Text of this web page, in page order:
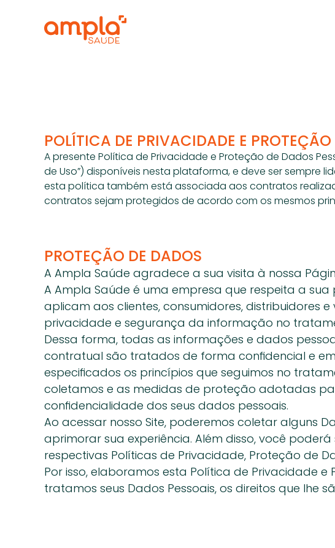
POLÍTICA DE PRIVACIDADE E
A presente Política de Privacidade e Proteção de Dados
de Uso”) disponíveis nesta plataforma, e deve ser sempre
esta política também está associada aos contratos
contratos sejam protegidos de acordo com os mesmos
PROTEÇÃO DE DADOS
A Ampla Saúde agradece a sua visita à nossa
A Ampla Saúde é uma empresa que respeita a sua
aplicam aos clientes, consumidores, distribuidores
privacidade e segurança da informação no
Dessa forma, todas as informações e dados
contratual são tratados de forma confidencial e
especificados os princípios que seguimos no
coletamos e as medidas de proteção adotadas
confidencialidade dos seus dados pessoais.
Ao acessar nosso Site, poderemos coletar alguns
aprimorar sua experiência. Além disso, você
respectivas Políticas de Privacidade, Proteção de
Por isso, elaboramos esta Política de Privacidade
tratamos seus Dados Pessoais, os direitos que lhe